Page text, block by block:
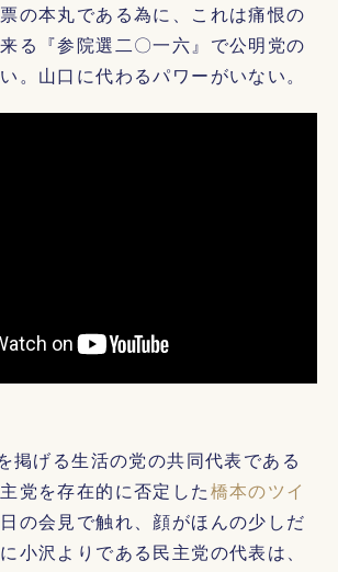
の本丸である為に、これは痛恨の
る『参院選二〇一六』で公明党の
。山口に代わるパワーがいない。
掲げる生活の党の共同代表である
党を存在的に否定した橋本のツイ
の会見で触れ、顔がほんの少しだ
小沢よりである民主党の代表は、